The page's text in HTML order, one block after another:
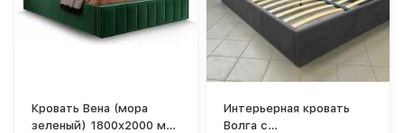
Кровать Вена (мора
зеленый) 1800x2000 мм
Интерьерная кровать
Волга с